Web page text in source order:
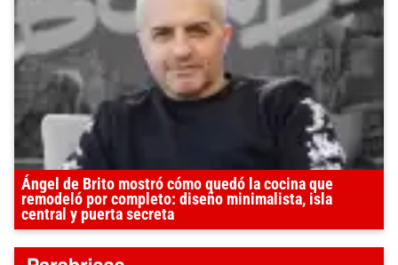
Ángel de Brito mostró cómo quedó la cocina que
remodeló por completo: diseño minimalista, isla
central y puerta secreta